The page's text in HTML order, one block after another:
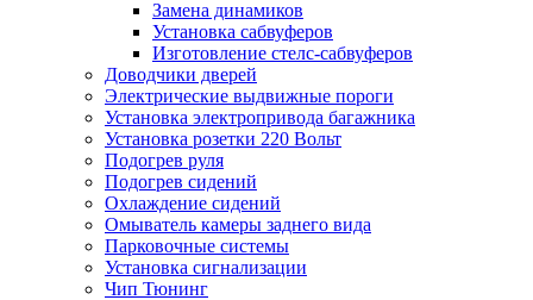
Замена динамиков
Установка сабвуферов
Изготовление стелс-сабвуферов
Доводчики дверей
Электрические выдвижные пороги
Установка электропривода багажника
Установка розетки 220 Вольт
Подогрев руля
Подогрев сидений
Охлаждение сидений
Омыватель камеры заднего вида
Парковочные системы
Установка сигнализации
Чип Тюнинг